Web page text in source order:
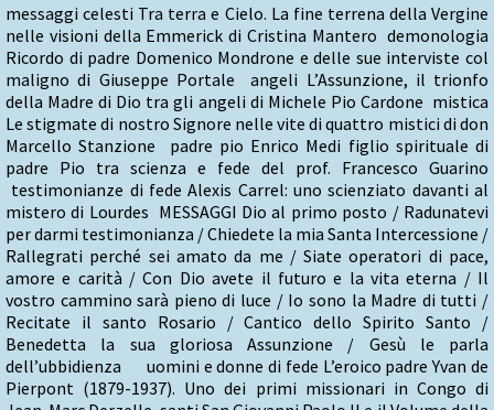
messaggi celesti Tra terra e Cielo. La fine terrena della Vergine
nelle visioni della Emmerick di Cristina Mantero demonologia
Ricordo di padre Domenico Mondrone e delle sue interviste col
maligno di Giuseppe Portale angeli L’Assunzione, il trionfo
della Madre di Dio tra gli angeli di Michele Pio Cardone mistica
Le stigmate di nostro Signore nelle vite di quattro mistici di don
Marcello Stanzione padre pio Enrico Medi figlio spirituale di
padre Pio tra scienza e fede del prof. Francesco Guarino
testimonianze di fede Alexis Carrel: uno scienziato davanti al
mistero di Lourdes MESSAGGI Dio al primo posto / Radunatevi
per darmi testimonianza / Chiedete la mia Santa Intercessione /
Rallegrati perché sei amato da me / Siate operatori di pace,
amore e carità / Con Dio avete il futuro e la vita eterna / Il
vostro cammino sarà pieno di luce / Io sono la Madre di tutti /
Recitate il santo Rosario / Cantico dello Spirito Santo /
Benedetta la sua gloriosa Assunzione / Gesù le parla
dell’ubbidienza uomini e donne di fede L’eroico padre Yvan de
Pierpont (1879-1937). Uno dei primi missionari in Congo di